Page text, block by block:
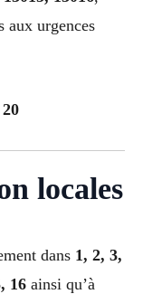
aux urgences
locales
dans 1, 2, 3,
16 ainsi qu’à